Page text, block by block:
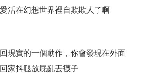
活在幻想世界裡自欺欺人了啊
現實的一個動作，你會發現在外面
家抖腿放屁亂丟襪子